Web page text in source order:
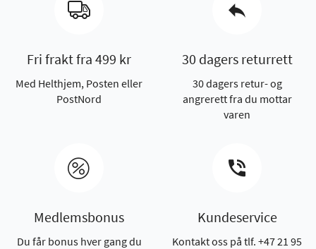
Fri frakt fra 499 kr
Med Helthjem, Posten eller
PostNord
30 dagers returrett
30 dagers retur- og
angrerett fra du mottar
varen
Medlemsbonus
Du får bonus hver gang du
Kundeservice
Kontakt oss på tlf. +47 21 95